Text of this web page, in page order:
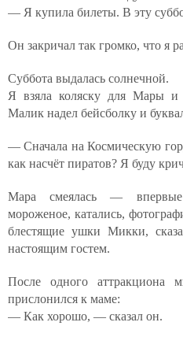
— Я купила билеты. В эту
Он закричал так громко, что я
Суббота выдалась солнечной.
Я взяла коляску для Мары
Малик надел бейсболку и
— Сначала на Космическую
как насчёт пиратов? Я буду
Мара смеялась —
мороженое, катались,
блестящие ушки Микки,
настоящим гостем.
После одного
прислонился к маме:
— Как хорошо, — сказал он.